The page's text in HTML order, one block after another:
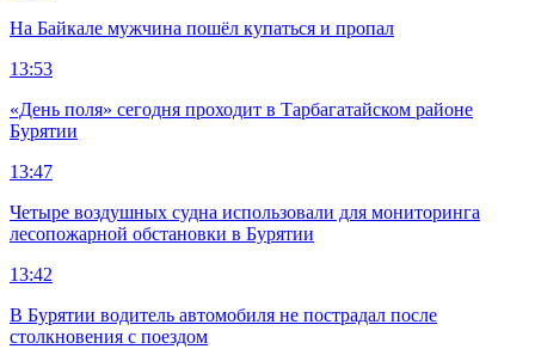
На Байкале мужчина пошёл купаться и пропал
13:53
«День поля» сегодня проходит в Тарбагатайском районе
Бурятии
13:47
Четыре воздушных судна использовали для мониторинга
лесопожарной обстановки в Бурятии
13:42
В Бурятии водитель автомобиля не пострадал после
столкновения с поездом